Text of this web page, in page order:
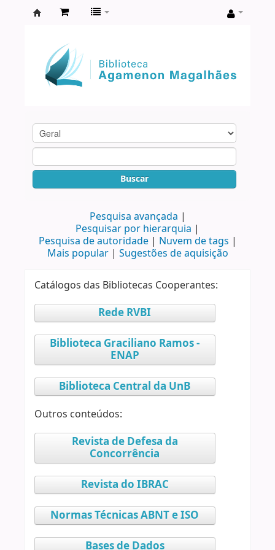
Agamenon
Magalhães
Buscar
Pesquisa avançada
Pesquisar por hierarquia
Pesquisa de autoridade
Nuvem de tags
Mais popular
Sugestões de aquisição
Catálogos das Bibliotecas Cooperantes:
Rede RVBI
Biblioteca Graciliano Ramos -
ENAP
Biblioteca Central da UnB
Outros conteúdos:
Revista de Defesa da
Concorrência
Revista do IBRAC
Normas Técnicas ABNT e ISO
Bases de Dados